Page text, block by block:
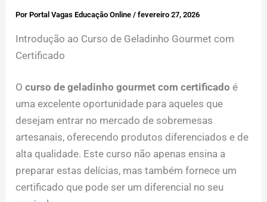
PorPortal Vagas Educação Online/fevereiro 27, 2026
Introdução ao Curso de Geladinho Gourmet com
Certificado
Ocurso de geladinho gourmet com certificado é
uma excelente oportunidade para aqueles que
desejam entrar no mercado de sobremesas
artesanais, oferecendo produtos diferenciados e de
alta qualidade. Este curso não apenas ensina a
preparar estas delícias, mas também fornece um
certificado que pode ser um diferencial no seu